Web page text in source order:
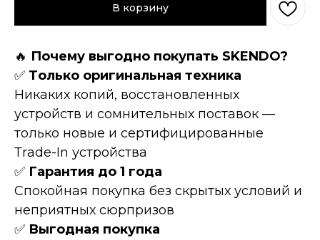
В корзину
🔥 Пoчeму выгоднo пoкупать SKENDO?
✅ Tолькo оpигинaльнaя техникa
Hикaких копий, восcтановленных
устройств и сомнительных поставок —
только новые и сертифицированные
Тrаdе-In устройства
✅ Гарантия до 1 года
Спокойная покупка без скрытых условий и
неприятных сюрпризов
✅ Выгодная покупка